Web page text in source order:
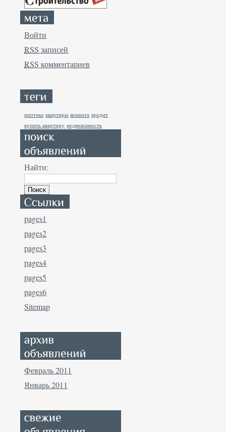
Войти
RSS записей
RSS комментариев
ипотека квартиры комната кредит
купить квартиру недвижимость
Найти:
pages1
pages2
pages3
pages4
pages5
pages6
Sitemap
Февраль 2011
Январь 2011